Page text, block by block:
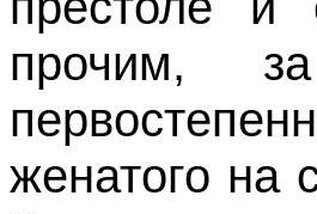
прочим,
женатого на